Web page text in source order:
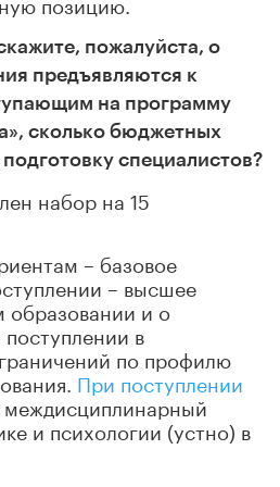
пожалуйста, о
предъявляются к
на программу
сколько бюджетных
специалистов?
набор на 15
– базовое
– высшее
и о
в
по профилю
При поступлении
и психологии (устно) в